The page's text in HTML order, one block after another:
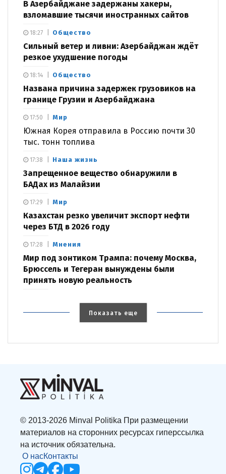
В Азербайджане задержаны хакеры,
взломавшие тысячи иностранных сайтов
Общество
Сильный ветер и ливни: Азербайджан ждёт
резкое ухудшение погоды
18:27
Общество
Названа причина задержек грузовиков на
границе Грузии и Азербайджана
18:14
Мир
Южная Корея отправила в Россию почти 30
тыс. тонн топлива
17:50
Наша жизнь
Запрещенное вещество обнаружили в
БАДах из Малайзии
17:38
Мир
Казахстан резко увеличит экспорт нефти
через БТД в 2026 году
17:29
Мнения
Мир под зонтиком Трампа: почему Москва,
Брюссель и Тегеран вынуждены были
принять новую реальность
17:28
Показать еще
© 2013-2026 Minval Politika При размещении
материалов на сторонних ресурсах гиперссылка
на источник обязательна.
О насКонтакты